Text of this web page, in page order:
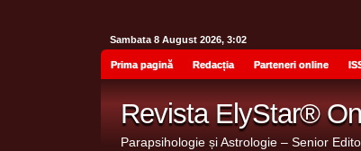
Sambata 8 August 2026, 3:02
Prima pagină Redacția Parteneri online
Revista ElyStar®
Parapsihologie și Astrologie – Senior